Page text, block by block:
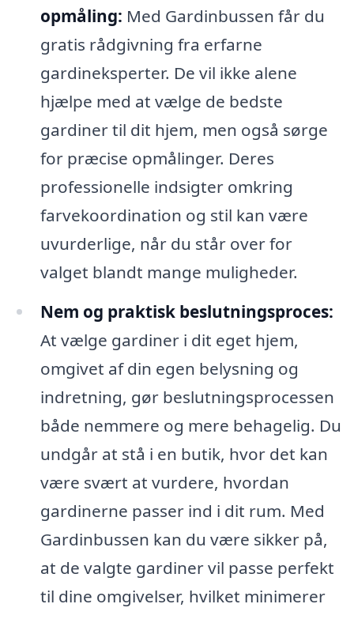
opmåling: Med Gardinbussen får du
gratis rådgivning fra erfarne
gardineksperter. De vil ikke alene
hjælpe med at vælge de bedste
gardiner til dit hjem, men også sørge
for præcise opmålinger. Deres
professionelle indsigter omkring
farvekoordination og stil kan være
uvurderlige, når du står over for
valget blandt mange muligheder.
Nem og praktisk beslutningsproces:
At vælge gardiner i dit eget hjem,
omgivet af din egen belysning og
indretning, gør beslutningsprocessen
både nemmere og mere behagelig. Du
undgår at stå i en butik, hvor det kan
være svært at vurdere, hvordan
gardinerne passer ind i dit rum. Med
Gardinbussen kan du være sikker på,
at de valgte gardiner vil passe perfekt
til dine omgivelser, hvilket minimerer